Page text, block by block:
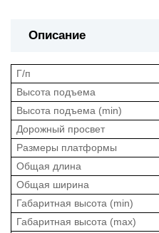
Описание
Г/п
Высота подъема
Высота подъема (min)
Дорожный просвет
Размеры платформы
Общая длина
Общая ширина
Габаритная высота (min)
Габаритная высота (max)